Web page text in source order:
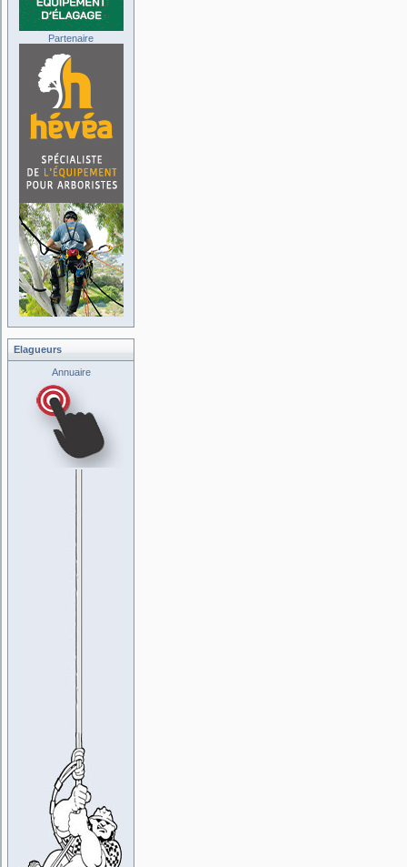
Partenaire
Elagueurs
Annuaire